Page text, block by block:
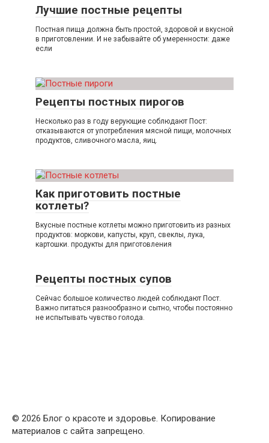
Лучшие постные рецепты
Постная пища должна быть простой, здоровой и вкусной
в приготовлении. И не забывайте об умеренности: даже
если
Рецепты постных пирогов
Несколько раз в году верующие соблюдают Пост:
отказываются от употребления мясной пищи, молочных
продуктов, сливочного масла, яиц.
Как приготовить постные
котлеты?
Вкусные постные котлеты можно приготовить из разных
продуктов: моркови, капусты, круп, свеклы, лука,
картошки. продукты для приготовления
Рецепты постных супов
Сейчас большое количество людей соблюдают Пост.
Важно питаться разнообразно и сытно, чтобы постоянно
не испытывать чувство голода.
© 2026 Блог о красоте и здоровье. Копирование
материалов с сайта запрещено.